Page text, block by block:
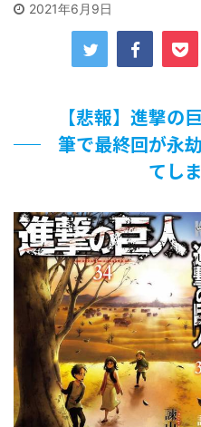
【遊戯王】いつ見ても覚
【朗報】齋藤飛鳥、前屈
てしまう…
【画像】『プリズマ☆イ
【画像】顔100点、体30
…背が高い娘
佐藤絢音ちゃん(11)が万バ
「洋画に日本版主題歌は
超能力が使えるようにな
その２
北原ももさんの挑発!!!
【画像】『プリズマ☆イリ
えてしまう
敵「ダンクーガは合体す
体する前から面白いんだよな
2021年6月9日
【悲報】進撃の
筆で最終回が永
てし